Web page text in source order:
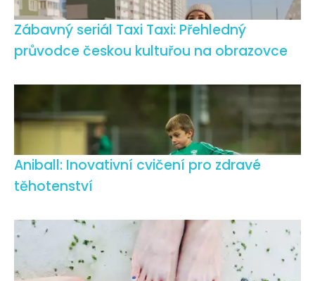
Zábavný seriál Taxi Taxi: Přehledný
průvodce českou kultuřou na obrazovce
Aniball: Inovativní cvičení pro zdravé
těhotenství